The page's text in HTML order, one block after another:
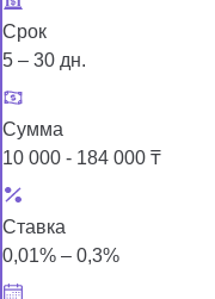
Срок
5 – 30 дн.
Сумма
10 000 - 184 000 ₸
Ставка
0,01% – 0,3%